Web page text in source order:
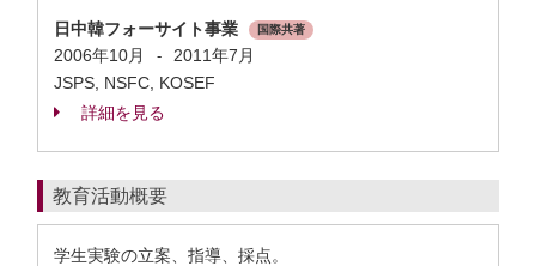
日中韓フォーサイト事業 国際共著
2006年10月 -
2011年7月
JSPS, NSFC, KOSEF
詳細を見る
教育活動概要
学生実験の立案、指導、採点。